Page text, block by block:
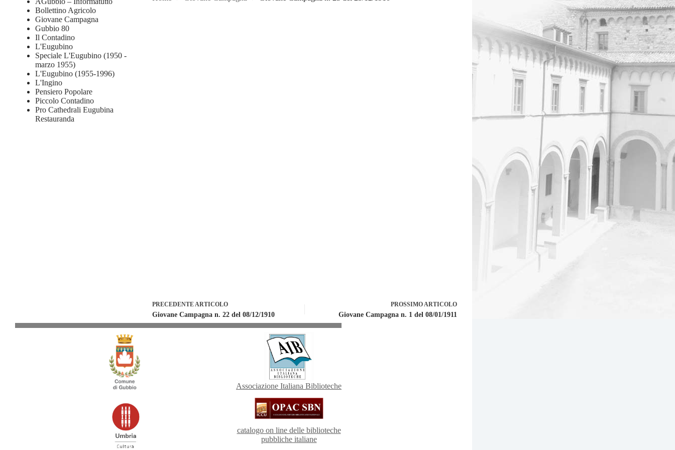
PRECEDENTEARTICOLO
Giovane Campagna n. 22 del 08/12/1910
PROSSIMOARTICOLO
Giovane Campagna n. 1 del 08/01/1911
Bollettino Agricolo
Giovane Campagna
Gubbio 80
Il Contadino
L'Eugubino
Speciale L'Eugubino (1950 -
marzo 1955)
L'Eugubino (1955-1996)
L'Ingino
Pensiero Popolare
Piccolo Contadino
Pro Cathedrali Eugubina
Restauranda
Associazione Italiana Biblioteche
catalogo on line delle biblioteche
pubbliche italiane